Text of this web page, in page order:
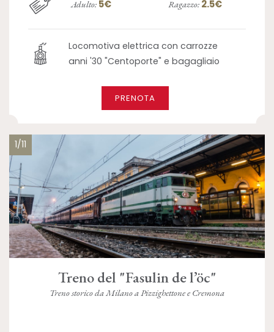
Adulto: 5€ Ragazzo: 2.5€
Locomotiva elettrica con carrozze
anni '30 "Centoporte" e bagagliaio
PRENOTA
1/11
Treno del "Fasulin de l’öc"
Treno storico da Milano a Pizzighettone e Cremona